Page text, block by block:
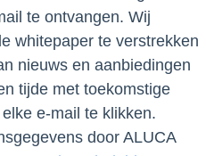
te ontvangen. Wij
whitepaper te verstrekken
nieuws en aanbiedingen
tijde met toekomstige
e-mail te klikken.
door ALUCA